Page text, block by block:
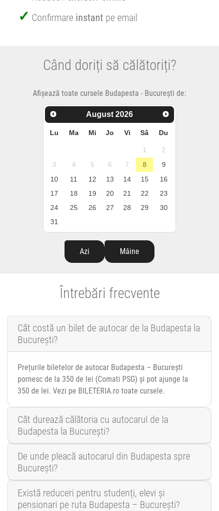
Confirmare instant pe email
Când doriți să călătoriți?
Afișează toate cursele Budapesta - București de:
August 2026
Lu Ma Mi Jo Vi Sâ Du
1
2
3
4 5 6 7 8
9
10
11 12 13 14 15
16
17
18 19 20 21 22
23
24
25 26 27 28 29
30
31
Azi Mâine
Întrebări frecvente
Cât costă un bilet de autocar de la Budapesta la
București?
Prețurile biletelor de autocar Budapesta – București
pornesc de la 350 de lei (Comati PSG) și pot ajunge la
350 de lei. Vezi pe BILETERIA.ro toate cursele.
Cât durează călătoria cu autocarul de la
Budapesta la București?
De unde pleacă autocarul din Budapesta spre
București?
Există reduceri pentru studenți, elevi și
pensionari pe ruta Budapesta – București?